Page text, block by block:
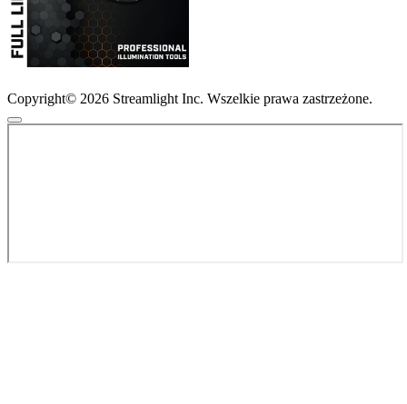
Copyright© 2026 Streamlight Inc. Wszelkie prawa zastrzeżone.